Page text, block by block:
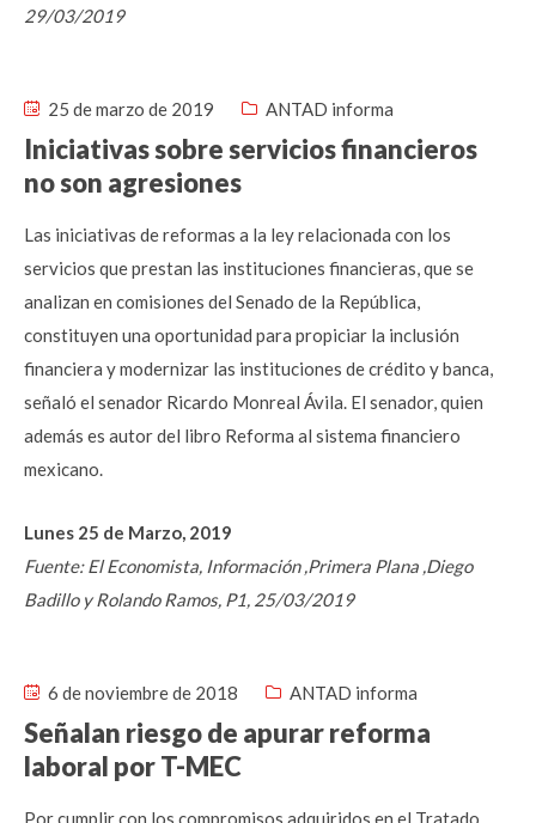
29/03/2019
25 de marzo de 2019 ANTAD informa
Iniciativas sobre servicios financieros
no son agresiones
Las iniciativas de reformas a la ley relacionada con los
servicios que prestan las instituciones financieras, que se
analizan en comisiones del Senado de la República,
constituyen una oportunidad para propiciar la inclusión
financiera y modernizar las instituciones de crédito y banca,
señaló el senador Ricardo Monreal Ávila. El senador, quien
además es autor del libro Reforma al sistema financiero
mexicano.
Lunes 25 de Marzo, 2019
Fuente: El Economista, Información ,Primera Plana ,Diego
Badillo y Rolando Ramos, P1, 25/03/2019
6 de noviembre de 2018 ANTAD informa
Señalan riesgo de apurar reforma
laboral por T-MEC
Por cumplir con los compromisos adquiridos en el Tratado